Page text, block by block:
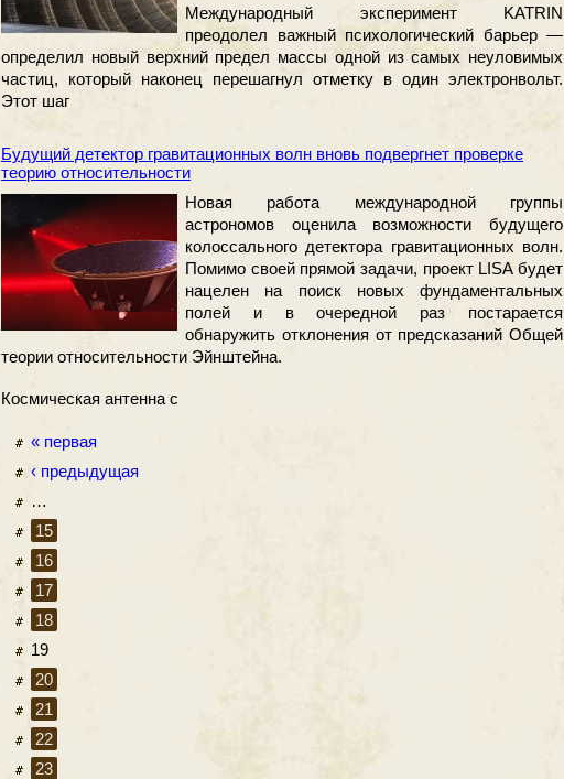
Международный эксперимент KATRIN
преодолел важный психологический барьер —
определил новый верхний предел массы одной из самых неуловимых
частиц, который наконец перешагнул отметку в один электронвольт.
Этот шаг
Будущий детектор гравитационных волн вновь подвергнет проверке
теорию относительности
Новая работа международной группы
астрономов оценила возможности будущего
колоссального детектора гравитационных волн.
Помимо своей прямой задачи, проект LISA будет
нацелен на поиск новых фундаментальных
полей и в очередной раз постарается
обнаружить отклонения от предсказаний Общей
теории относительности Эйнштейна.
Космическая антенна с
« первая
‹ предыдущая
…
15
16
17
18
19
20
21
22
23